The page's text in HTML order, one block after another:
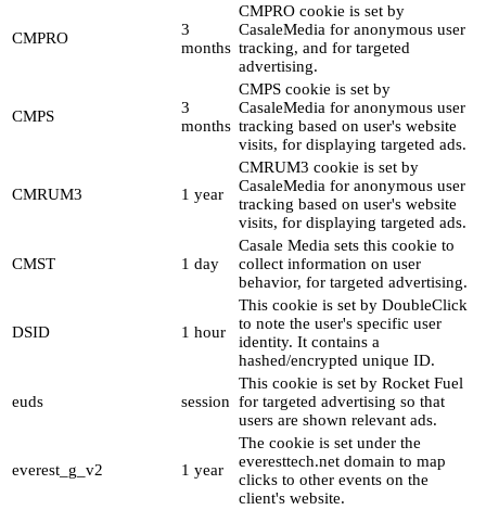
CMPRO
3
months
CMPRO cookie is set by
CasaleMedia for anonymous user
tracking, and for targeted
advertising.
CMPS
3
months
CMPS cookie is set by
CasaleMedia for anonymous user
tracking based on user's website
visits, for displaying targeted ads.
CMRUM3 1 year
CMRUM3 cookie is set by
CasaleMedia for anonymous user
tracking based on user's website
visits, for displaying targeted ads.
CMST 1 day
Casale Media sets this cookie to
collect information on user
behavior, for targeted advertising.
DSID 1 hour
This cookie is set by DoubleClick
to note the user's specific user
identity. It contains a
hashed/encrypted unique ID.
euds session
This cookie is set by Rocket Fuel
for targeted advertising so that
users are shown relevant ads.
everest_g_v2 1 year
The cookie is set under the
everesttech.net domain to map
clicks to other events on the
client's website.